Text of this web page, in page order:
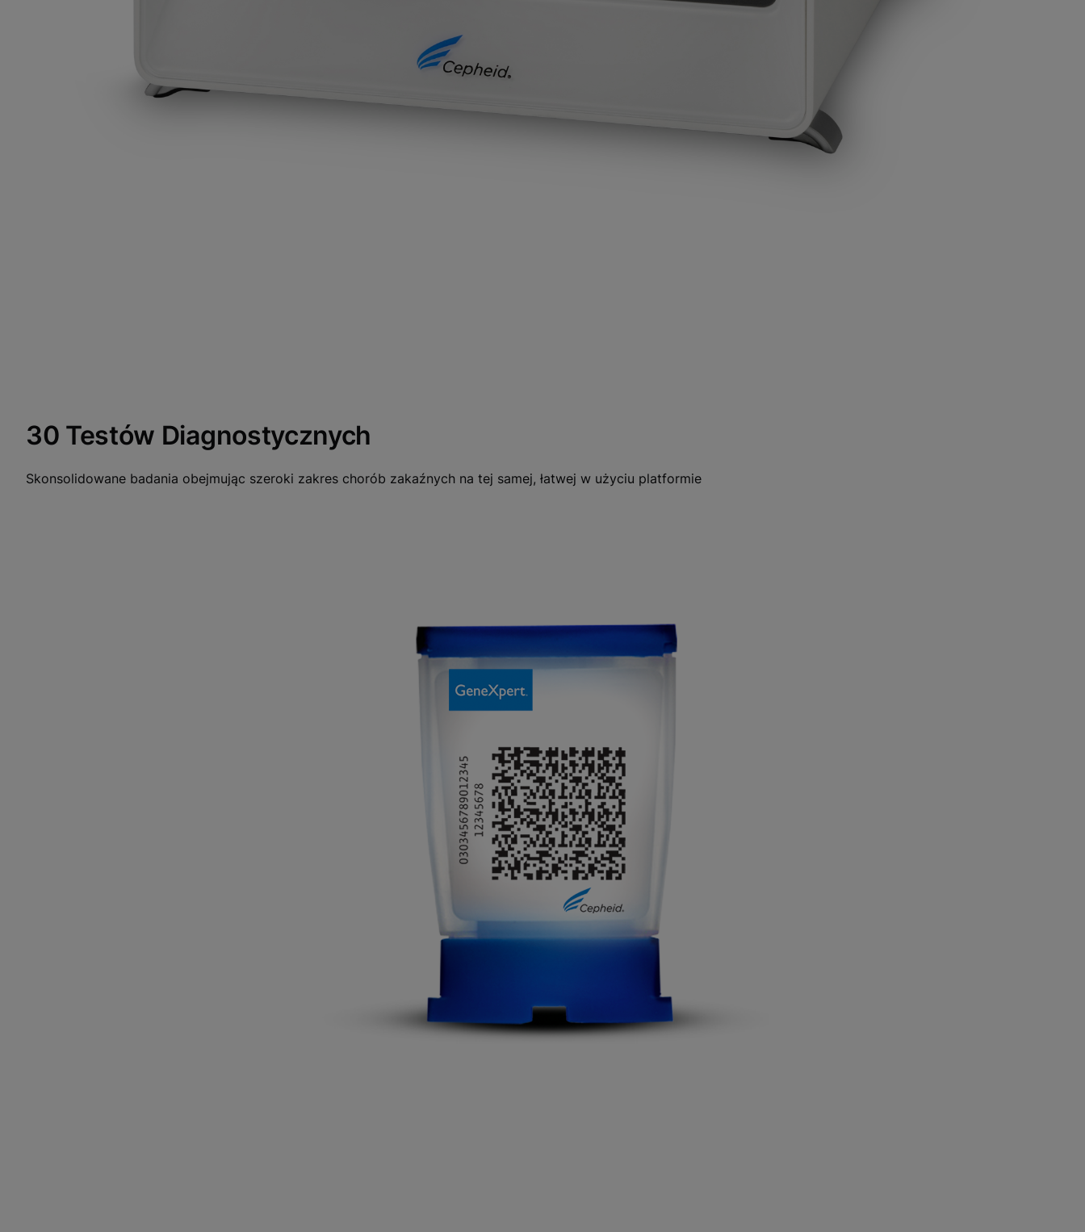
30 Testów Diagnostycznych
Skonsolidowane badania obejmując szeroki zakres chorób zakaźnych na tej samej, łatwej w użyciu platformie